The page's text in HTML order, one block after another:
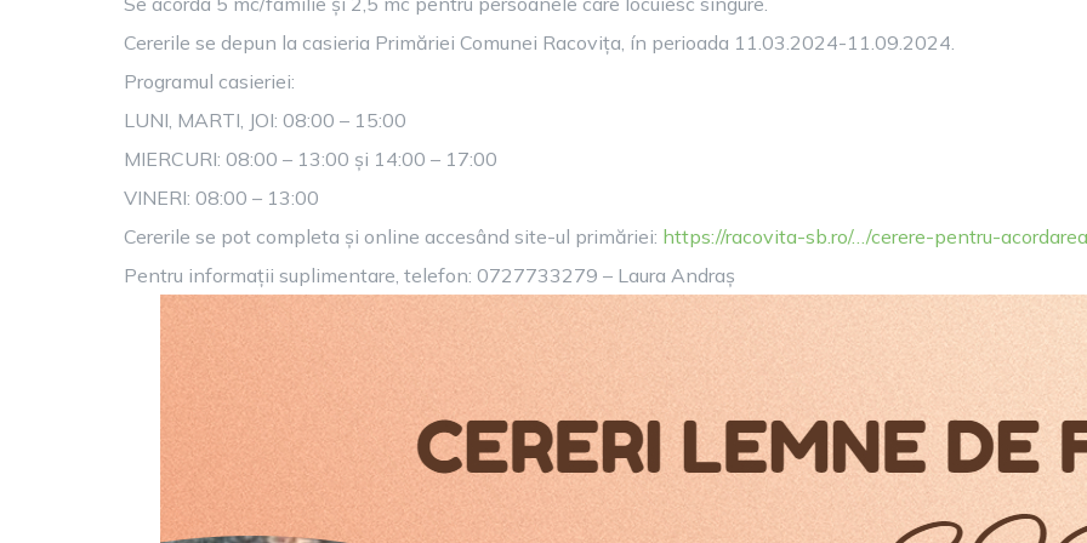
Cererile se depun la casieria Primăriei Comunei Racovița, ín perioada 11.03.2024-11.09.2024.
Programul casieriei:
LUNI, MARTI, JOI: 08:00 – 15:00
MIERCURI: 08:00 – 13:00 și 14:00 – 17:00
VINERI: 08:00 – 13:00
Cererile se pot completa și online accesând site-ul primăriei: https://racovita-sb.ro/…/cerere-pentru-
Pentru informații suplimentare, telefon: 0727733279 – Laura Andraș